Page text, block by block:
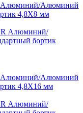
Алюминий/Алюминий
4,8X8 мм
Алюминий/Алюминий
4,8X16 мм